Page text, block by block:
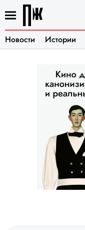
Новости Истории